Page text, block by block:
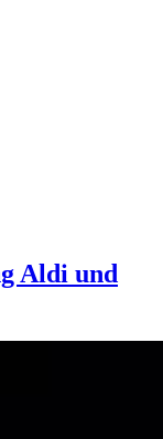
Aldi und